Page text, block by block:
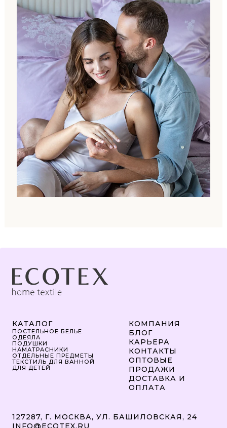
КАТАЛОГ
ПОСТЕЛЬНОЕ БЕЛЬЕ
ОДЕЯЛА
ПОДУШКИ
НАМАТРАСНИКИ
ОТДЕЛЬНЫЕ ПРЕДМЕТЫ
ТЕКСТИЛЬ ДЛЯ ВАННОЙ
ДЛЯ ДЕТЕЙ
КОМПАНИЯ
БЛОГ
КАРЬЕРА
КОНТАКТЫ
ОПТОВЫЕ
ПРОДАЖИ
ДОСТАВКА И
ОПЛАТА
127287, Г. МОСКВА, УЛ. БАШИЛОВСКАЯ, 24
INFO@ECOTEX.RU